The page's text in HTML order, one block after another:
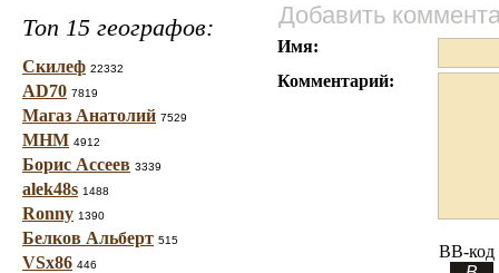
Топ 15 географов:
Скилеф 22332
AD70 7819
Магаз Анатолий 7529
МНМ 4912
Борис Ассеев 3339
alek48s 1488
Ronny 1390
Белков Альберт 515
VSx86 446
Добавить
Имя:
Комментарий:
BB-код